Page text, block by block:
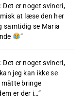
Det er noget svineri,
at læse den her
samtidig se Maria
”
Det er noget svineri,
jeg kan ikke se
bringe
er der i…”